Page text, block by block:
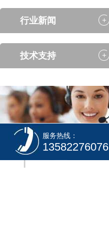
行业新闻
技术支持
服务热线：
13582276076